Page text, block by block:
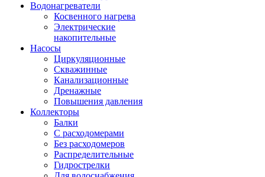
Водонагреватели
Косвенного нагрева
Электрические
накопительные
Насосы
Циркуляционные
Скважинные
Канализационные
Дренажные
Повышения давления
Коллекторы
Балки
С расходомерами
Без расходомеров
Распределительные
Гидрострелки